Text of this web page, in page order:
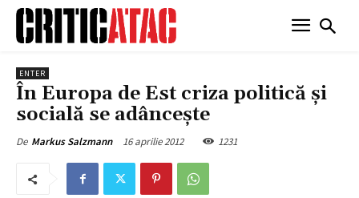
ENTER
În Europa de Est criza politică şi
socială se adânceşte
De Markus Salzmann 16 aprilie 2012 1231